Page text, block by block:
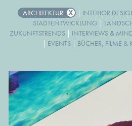
ARCHITEKTUR | INTERIOR
STADTENTWICKLUNG |
ZUKUNFTSTRENDS | INTERVIEWS &
| EVENTS | BÜCHER, FILME &